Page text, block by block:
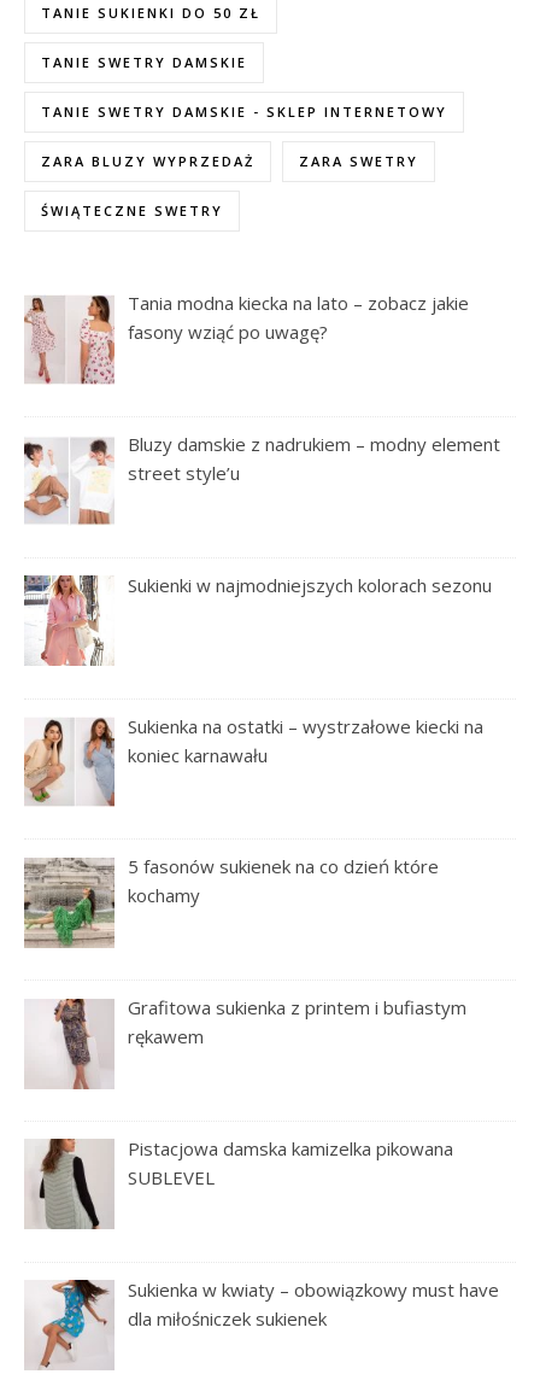
TANIE SUKIENKI DO 50 ZŁ
TANIE SWETRY DAMSKIE
TANIE SWETRY DAMSKIE - SKLEP INTERNETOWY
ZARA BLUZY WYPRZEDAŻ ZARA SWETRY
ŚWIĄTECZNE SWETRY
Tania modna kiecka na lato – zobacz jakie
fasony wziąć po uwagę?
Bluzy damskie z nadrukiem – modny element
street style’u
Sukienki w najmodniejszych kolorach sezonu
Sukienka na ostatki – wystrzałowe kiecki na
koniec karnawału
5 fasonów sukienek na co dzień które
kochamy
Grafitowa sukienka z printem i bufiastym
rękawem
Pistacjowa damska kamizelka pikowana
SUBLEVEL
Sukienka w kwiaty – obowiązkowy must have
dla miłośniczek sukienek